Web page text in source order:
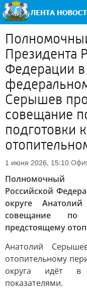
Президента
Федерации
Серышев
совещание
подготовки
1 июня 2026, 15:10
Полномочный
Российской
округе
совещание по
предстоящему
Анатолий
отопительному
округа идёт в
показателями.